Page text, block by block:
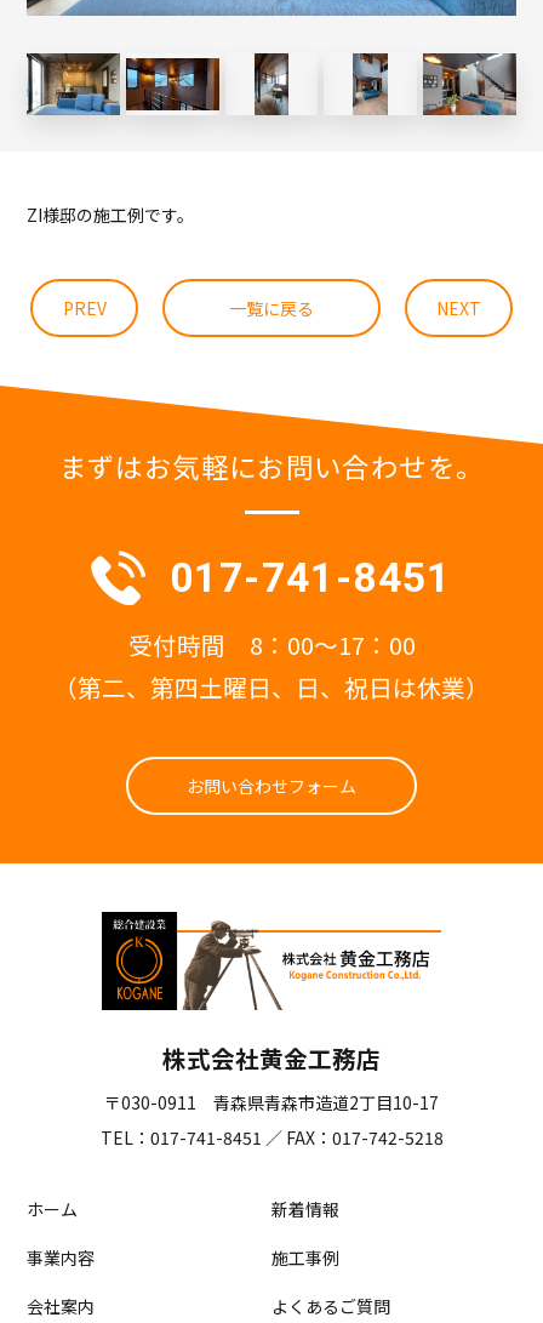
ZI様邸の施工例です。
PREV 一覧に戻る NEXT
まずはお気軽にお問い合わせを。
017-741-8451
受付時間 8：00～17：00
（第二、第四土曜日、日、祝日は休業）
お問い合わせフォーム
株式会社黄金工務店
〒030-0911 青森県青森市造道2丁目10-17
TEL：017-741-8451 ／ FAX：017-742-5218
ホーム
新着情報
事業内容
施工事例
会社案内
よくあるご質問